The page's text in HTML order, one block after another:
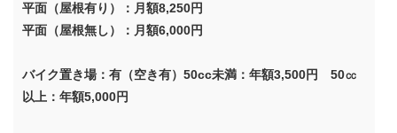
平面（屋根有り）：月額8,250円
平面（屋根無し）：月額6,000円
バイク置き場：有（空き有）50cc未満：年額3,500円 50㏄
以上：年額5,000円